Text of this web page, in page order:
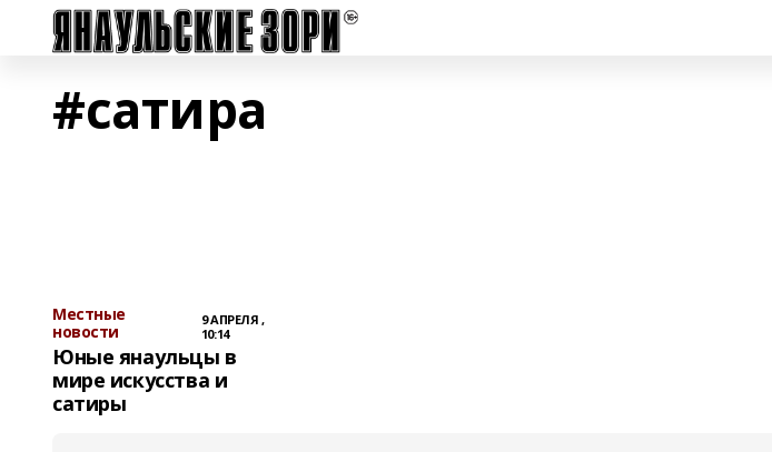
#сатира
Местные
новости
9 АПРЕЛЯ ,
10:14
Юные янаульцы в
мире искусства и
сатиры